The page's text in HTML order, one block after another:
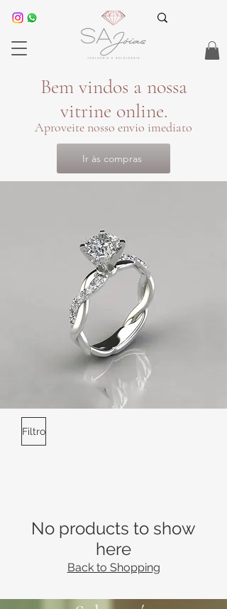
Bem vindos a nossa
vitrine online.
Aproveite nosso envio imediato
Ir às compras
Filtro
No products to show
here
Back to Shopping